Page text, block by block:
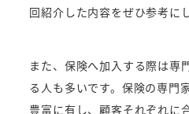
回紹介した内容をぜひ参考に
また、保険へ加入する際は専
る人も多いです。保険の専門
豊富に有し、顧客それぞれに